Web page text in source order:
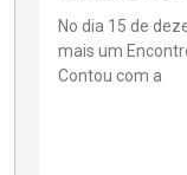
No dia 15 de
mais um
Contou com a